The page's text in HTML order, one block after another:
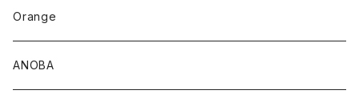
Orange
ANOBA